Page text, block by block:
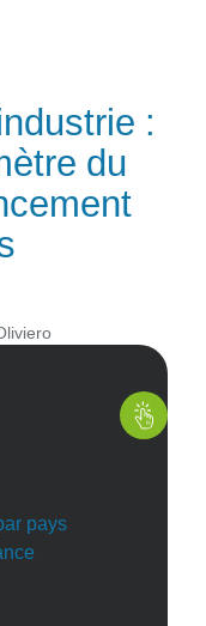
:
du
pays